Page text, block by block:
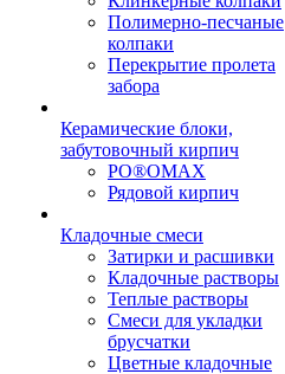
Полимерно-песчаные
колпаки
Перекрытие пролета
забора
Керамические блоки,
забутовочный кирпич
PO®OMAX
Рядовой кирпич
Кладочные смеси
Затирки и расшивки
Кладочные растворы
Теплые растворы
Смеси для укладки
брусчатки
Цветные кладочные